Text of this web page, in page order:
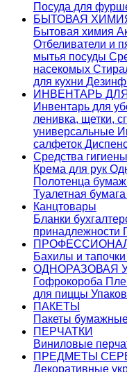
Посуда для
БЫТОВАЯ
Бытовая химия
Отбеливатели и
мытья посуды
насекомых
для кухни
ИНВЕНТАРЬ
Инвентарь для
ленивка, щетки,
универсальные
салфеток
Средства гигиены
Крема для рук
Полотенца
Туалетная
Канцтовары
Бланки
принадлежности
Бахилы и тапочки
ОДНОРАЗОВАЯ
Гофрокороба
для пиццы
ПАКЕТЫ
Пакеты
ПЕРЧАТКИ
Виниловые
ПРЕДМЕТЫ
Декоративные